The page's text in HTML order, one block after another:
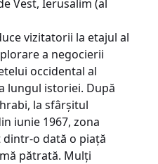
Vest, Ierusalim (al
vizitatorii la etajul al
a negocierii
occidental al
lungul istoriei. După
la sfârșitul
iunie 1967, zona
dintr-o dată o piață
pătrată. Mulți